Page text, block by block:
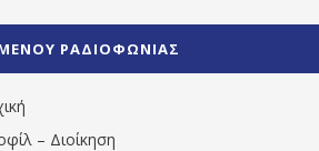
1531194763766854/" artist="" ]
ΡΑΔΙΟΦΩΝΙΑΣ
– Διοίκηση